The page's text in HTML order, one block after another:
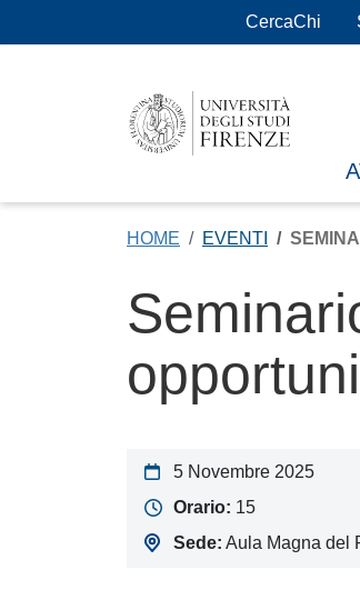
CercaChi
HOME EVENTI
5 Novembre 2025
Orario: 15
Sede: Aula Magna del